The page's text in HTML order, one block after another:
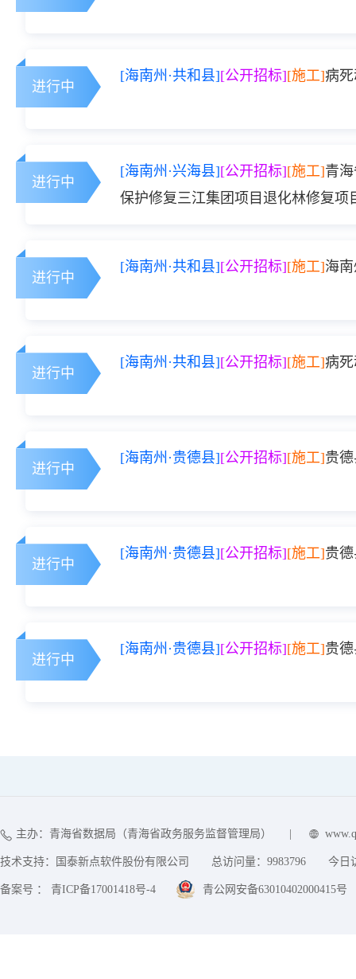
进行中
[海南州·共和县][公开招标][施工]病
进行中
[海南州·兴海县][公开招标][施工]青
保护修复三江集团项目退化林修复项
进行中
[海南州·共和县][公开招标][施工]海
进行中
[海南州·共和县][公开招标][施工]病
进行中
[海南州·贵德县][公开招标][施工]贵
进行中
[海南州·贵德县][公开招标][施工]贵
进行中
[海南州·贵德县][公开招标][施工]贵
主办：青海省数据局（青海省政务服务监督管理局）
技术支持：国泰新点软件股份有限公司 总访问量： 9983796 今日
备案号 ： 青ICP备17001418号-4 青公网安备63010402000415号